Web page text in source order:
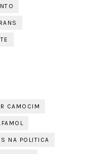
CAMOCIM
NA POLITICA